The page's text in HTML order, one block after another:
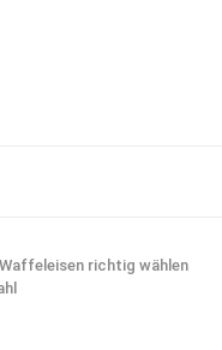
Waffeleisen richtig wählen